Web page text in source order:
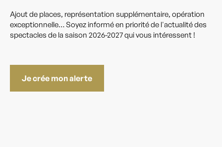
Ajout de places, représentation supplémentaire, opération
exceptionnelle… Soyez informé en priorité de l'actualité des
spectacles de la saison 2026-2027 qui vous intéressent !
Je crée mon alerte